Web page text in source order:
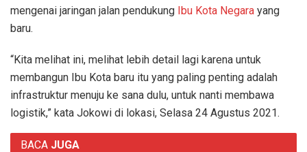
mengenai jaringan jalan pendukung Ibu Kota Negara yang
baru.
“Kita melihat ini, melihat lebih detail lagi karena untuk
membangun Ibu Kota baru itu yang paling penting adalah
infrastruktur menuju ke sana dulu, untuk nanti membawa
logistik,” kata Jokowi di lokasi, Selasa 24 Agustus 2021.
BACA JUGA